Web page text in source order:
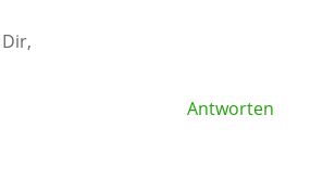
Antworten